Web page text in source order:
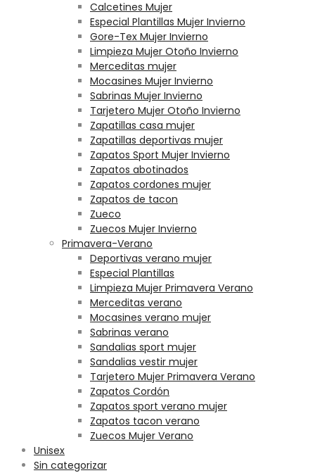
Calcetines Mujer
Especial Plantillas Mujer Invierno
Gore-Tex Mujer Invierno
Limpieza Mujer Otoño Invierno
Merceditas mujer
Mocasines Mujer Invierno
Sabrinas Mujer Invierno
Tarjetero Mujer Otoño Invierno
Zapatillas casa mujer
Zapatillas deportivas mujer
Zapatos Sport Mujer Invierno
Zapatos abotinados
Zapatos cordones mujer
Zapatos de tacon
Zueco
Zuecos Mujer Invierno
Primavera-Verano
Deportivas verano mujer
Especial Plantillas
Limpieza Mujer Primavera Verano
Merceditas verano
Mocasines verano mujer
Sabrinas verano
Sandalias sport mujer
Sandalias vestir mujer
Tarjetero Mujer Primavera Verano
Zapatos Cordón
Zapatos sport verano mujer
Zapatos tacon verano
Zuecos Mujer Verano
Unisex
Sin categorizar